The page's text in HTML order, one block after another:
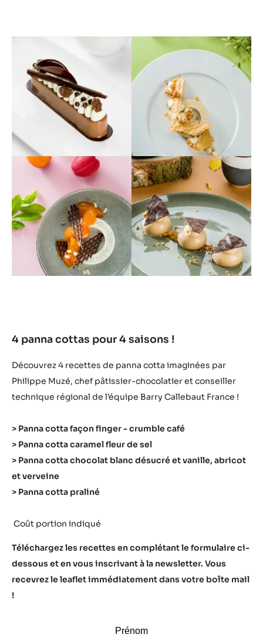
4 panna cottas pour 4 saisons !
Découvrez 4 recettes de panna cotta imaginées par
Philippe Muzé, chef pâtissier-chocolatier et conseiller
technique régional de l’équipe Barry Callebaut France !
> Panna cotta façon finger - crumble café
> Panna cotta caramel fleur de sel
> Panna cotta chocolat blanc désucré et vanille, abricot
et verveine
> Panna cotta praliné
Coût portion indiqué
Téléchargez les recettes en complétant le formulaire ci-
dessous et en vous inscrivant à la newsletter. Vous
recevrez le leaflet immédiatement dans votre boîte mail
!